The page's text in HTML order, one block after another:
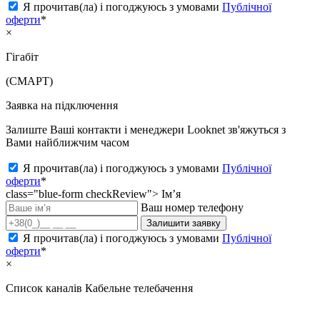
Я прочитав(ла) і погоджуюсь з умовами Публічної
оферти*
×
Гігабіт
(СМАРТ)
Заявка на підключення
Залиште Ваші контакти і менеджери Looknet зв'яжуться з
Вами найближчим часом
Я прочитав(ла) і погоджуюсь з умовами Публічної
оферти*
class="blue-form checkReview"> Ім’я
Ваш номер телефону
Залишити заявку
Я прочитав(ла) і погоджуюсь з умовами Публічної
оферти*
×
Список каналів Кабельне телебачення